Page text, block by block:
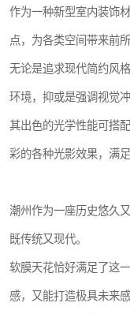
作为一种新型室内装饰
点，为各类空间带来前
无论是追求现代简约风
环境，抑或是强调视觉
其出色的光学性能可搭
彩的各种光影效果，满
潮州作为一座历史悠久
既传统又现代。
软膜天花恰好满足了这
感，又能打造极具未来